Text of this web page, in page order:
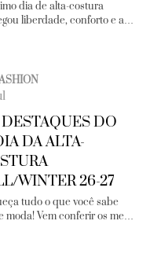
dia de alta-costura
liberdade, conforto e a…
DO
DA ALTA-
WINTER 26-27
tudo o que você sabe
moda! Vem conferir os me…